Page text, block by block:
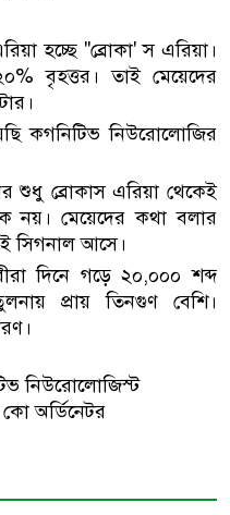
হচ্ছে "ব্রোকা' স এরিয়া।
বৃহত্তর। তাই মেয়েদের
কগনিটিভ নিউরোলোজির
শুধু ব্রোকাস এরিয়া থেকেই
নয়। মেয়েদের কথা বলার
সিগনাল আসে।
দিনে গড়ে ২০,০০০ শব্দ
প্রায় তিনগুণ বেশি।
নিউরোলোজিস্ট
অর্ডিনেটর